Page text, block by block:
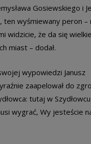
Gosiewskiego i
ten wyśmiewany peron –
widzicie, że da się
miast – dodał.
wypowiedzi Janusz
zaapelował do
tutaj w
wygrać, Wy jesteście